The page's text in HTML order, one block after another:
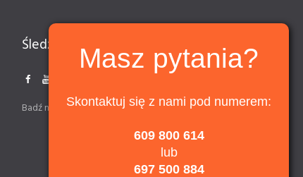
Masz pytania?
Skontaktuj się z nami pod numerem:
609 800 614
lub
697 500 884
Śledź nas
Badź na bieżąco z informacjami